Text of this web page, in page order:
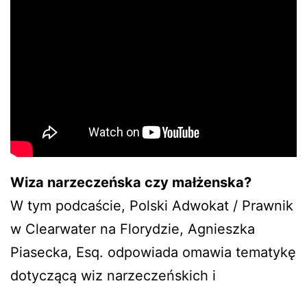
Wiza narzeczeńska czy małżenska?
W tym podcaście, Polski Adwokat / Prawnik
w Clearwater na Florydzie, Agnieszka
Piasecka, Esq. odpowiada omawia tematykę
dotyczącą wiz narzeczeńskich i